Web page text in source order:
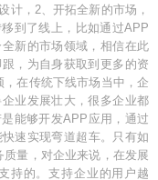
计，2、开拓全新的市场，
到了线上，比如通过APP
新的市场领域，相信在此
，为自身获取到更多的资
在传统下线市场当中，企
业发展壮大，很多企业都
能够开发APP应用，通过
速实现弯道超车。只有如
量，对企业来说，在发展
持的。支持企业的用户越